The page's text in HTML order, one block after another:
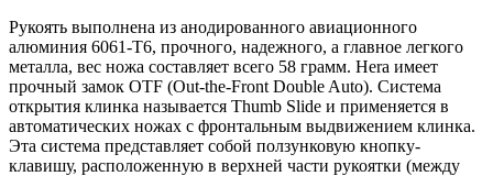
Рукоять выполнена из анодированного авиационного
алюминия 6061-T6, прочного, надежного, а главное легкого
металла, вес ножа составляет всего 58 грамм. Hera имеет
прочный замок OTF (Out-the-Front Double Auto). Система
открытия клинка называется Thumb Slide и применяется в
автоматических ножах с фронтальным выдвижением клинка.
Эта система представляет собой ползунковую кнопку-
клавишу, расположенную в верхней части рукоятки (между